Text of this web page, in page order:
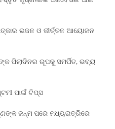
ଭଜନ ଓ କୀର୍ତ୍ତନ ଆୟୋଜନ
ପିଲାଦିନର ରୂପକୁ ସମର୍ପିତ, ଭବ୍ୟ
ପାଇଁ ଟିପ୍ସ
ଜନ୍ମ ପରେ ମଧ୍ୟରାତ୍ରିରେ